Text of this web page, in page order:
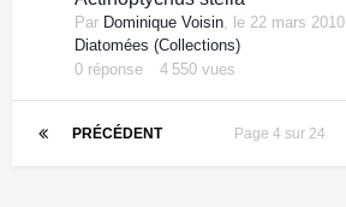
Par Dominique Voisin, le 22 mars 2010
Diatomées (Collections)
0 réponse 4 550 vues
PRÉCÉDENT Page 4 sur 24